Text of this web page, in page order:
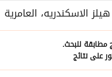
الاسكندريه، العامرية
مطابقة للبحث.
على نتائج